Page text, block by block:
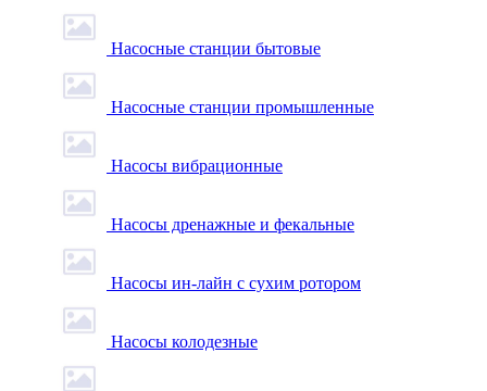
Насосные станции бытовые
Насосные станции промышленные
Насосы вибрационные
Насосы дренажные и фекальные
Насосы ин-лайн с сухим ротором
Насосы колодезные